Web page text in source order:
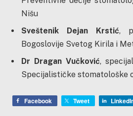
Nišu
Sveštenik Dejan Krstić,
Bogoslovije Svetog Kirila i
Dr Dragan Vučković,
Specijalističke stomatološke
Facebook Tweet